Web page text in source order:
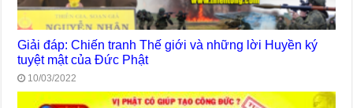
Giải đáp: Chiến tranh Thế giới và những lời Huyền ký
tuyệt mật của Đức Phật
10/03/2022